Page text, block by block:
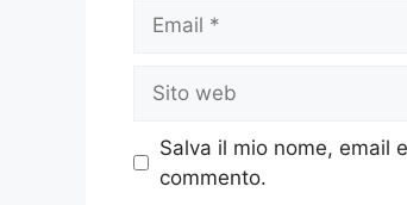
web
Salva il mio nome, email
commento.